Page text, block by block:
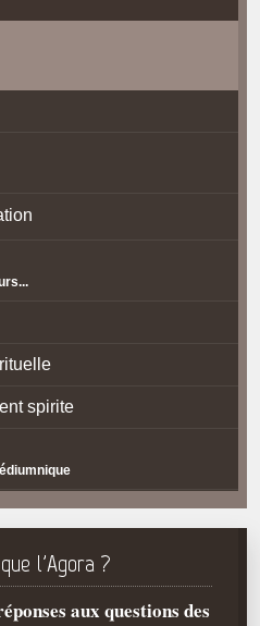
spirite
l'Agora ?
aux questions des